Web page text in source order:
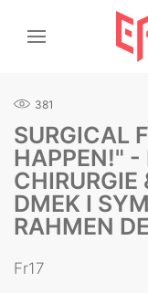
381
SURGICAL
HAPPEN!" -
CHIRURGIE
DMEK I
RAHMEN
Fr17